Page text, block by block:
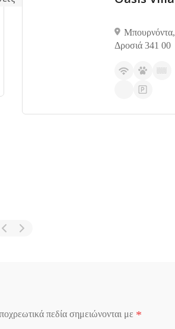
Μπουρνόντα,
Δροσιά 341 00
πεδία σημειώνονται με *